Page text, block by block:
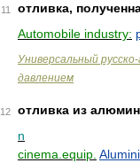
11
отливка,
Automobile industry:
Универсальный
давлением
12
отливка из
n
cinema.equip.